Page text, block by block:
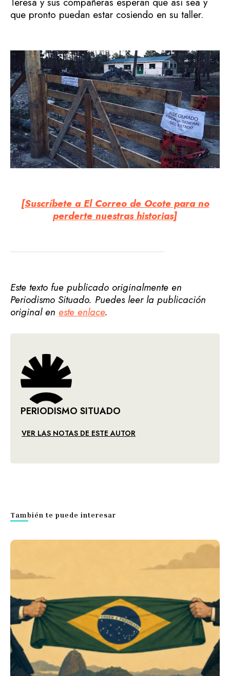
que pronto puedan estar cosiendo en su taller.
[Suscríbete a El Correo de Ocote para no
perderte nuestras historias]
Este texto fue publicado originalmente en
Periodismo Situado. Puedes leer la publicación
original en este enlace.
PERIODISMO SITUADO
VER LAS NOTAS DE ESTE AUTOR
También te puede interesar